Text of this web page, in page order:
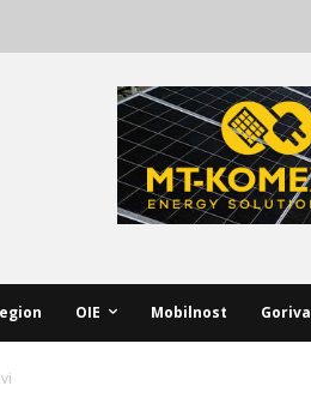
OIE Mobilnost Goriva